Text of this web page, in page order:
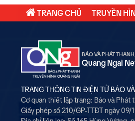
TRANG CHỦ TRUYỀN
BÁO VÀ PHÁT
Quang Ngai
TRANG THÔNG TIN ĐIỆN TỬ BÁO
Cơ quan thiết lập trang: Báo và Phát
Giấy phép số 210/GP-TTĐT ngày